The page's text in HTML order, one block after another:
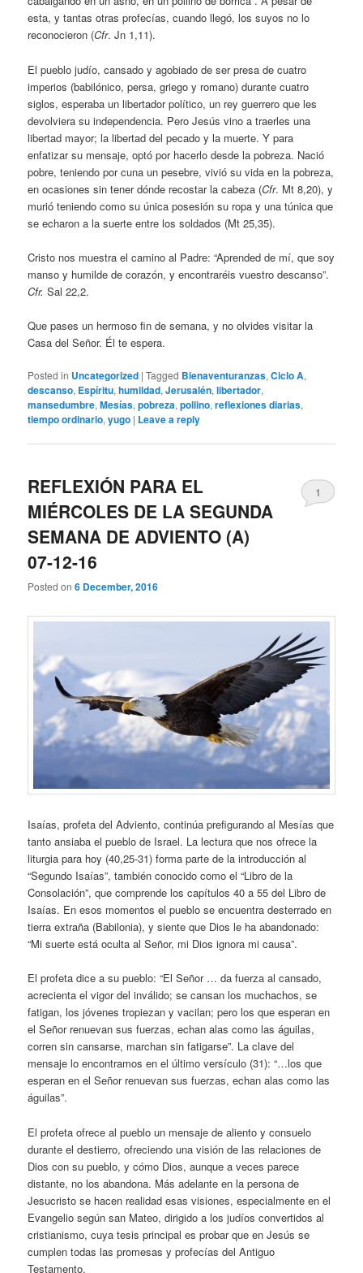
esta, y tantas otras profecías, cuando llegó, los suyos no lo
reconocieron (Cfr. Jn 1,11).
El pueblo judío, cansado y agobiado de ser presa de cuatro
imperios (babilónico, persa, griego y romano) durante cuatro
siglos, esperaba un libertador político, un rey guerrero que les
devolviera su independencia. Pero Jesús vino a traerles una
libertad mayor; la libertad del pecado y la muerte. Y para
enfatizar su mensaje, optó por hacerlo desde la pobreza. Nació
pobre, teniendo por cuna un pesebre, vivió su vida en la pobreza,
en ocasiones sin tener dónde recostar la cabeza (Cfr. Mt 8,20), y
murió teniendo como su única posesión su ropa y una túnica que
se echaron a la suerte entre los soldados (Mt 25,35).
Cristo nos muestra el camino al Padre: “Aprended de mí, que soy
manso y humilde de corazón, y encontraréis vuestro descanso”.
Cfr. Sal 22,2.
Que pases un hermoso fin de semana, y no olvides visitar la
Casa del Señor. Él te espera.
Posted in Uncategorized |Tagged Bienaventuranzas,Ciclo A,
descanso, Espíritu,humildad,Jerusalén,libertador,
mansedumbre,Mesías,pobreza,pollino,reflexiones diarias,
tiempo ordinario,yugo | Leave a reply
REFLEXIÓN PARA EL
MIÉRCOLES DE LA SEGUNDA
SEMANA DE ADVIENTO (A)
07-12-16
Posted on6 December, 2016
1
Isaías, profeta del Adviento, continúa prefigurando al Mesías que
tanto ansiaba el pueblo de Israel. La lectura que nos ofrece la
liturgia para hoy (40,25-31) forma parte de la introducción al
“Segundo Isaías”, también conocido como el “Libro de la
Consolación”, que comprende los capítulos 40 a 55 del Libro de
Isaías. En esos momentos el pueblo se encuentra desterrado en
tierra extraña (Babilonia), y siente que Dios le ha abandonado:
“Mi suerte está oculta al Señor, mi Dios ignora mi causa”.
El profeta dice a su pueblo: “El Señor … da fuerza al cansado,
acrecienta el vigor del inválido; se cansan los muchachos, se
fatigan, los jóvenes tropiezan y vacilan; pero los que esperan en
el Señor renuevan sus fuerzas, echan alas como las águilas,
corren sin cansarse, marchan sin fatigarse”. La clave del
mensaje lo encontramos en el último versículo (31): “…los que
esperan en el Señor renuevan sus fuerzas, echan alas como las
águilas”.
El profeta ofrece al pueblo un mensaje de aliento y consuelo
durante el destierro, ofreciendo una visión de las relaciones de
Dios con su pueblo, y cómo Dios, aunque a veces parece
distante, no los abandona. Más adelante en la persona de
Jesucristo se hacen realidad esas visiones, especialmente en el
Evangelio según san Mateo, dirigido a los judíos convertidos al
cristianismo, cuya tesis principal es probar que en Jesús se
cumplen todas las promesas y profecías del Antiguo
Testamento.